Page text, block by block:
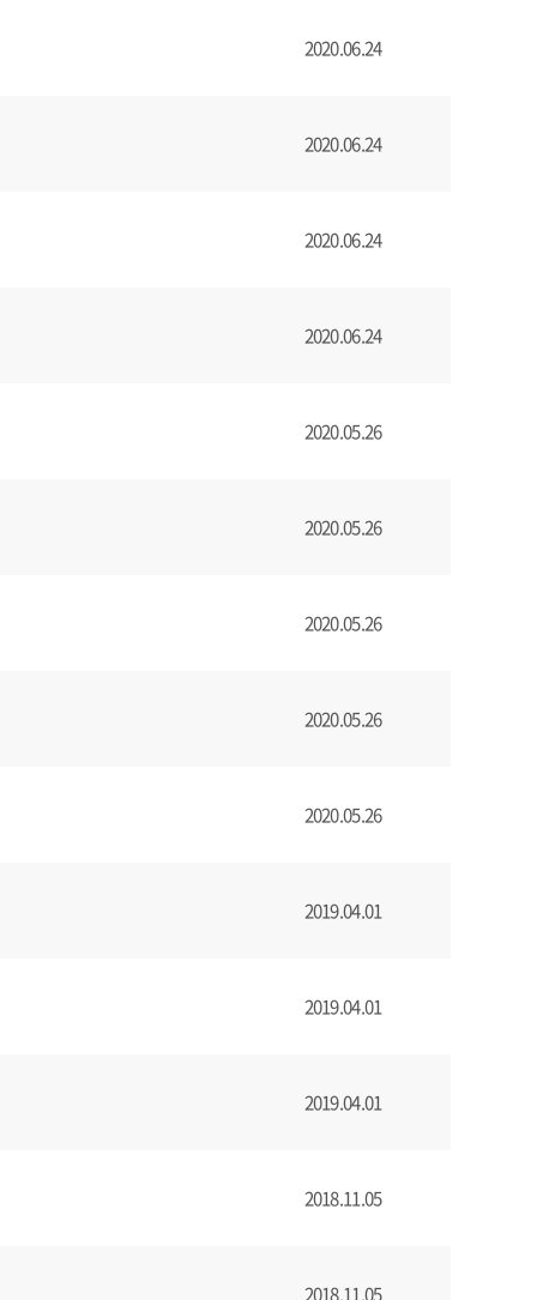
2020.06.24
2020.06.24
2020.06.24
2020.06.24
2020.05.26
2020.05.26
2020.05.26
2020.05.26
2020.05.26
2019.04.01
2019.04.01
2019.04.01
2018.11.05
2018.11.05